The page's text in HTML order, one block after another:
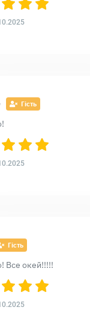
Гість
Гість
Все окей!!!!!